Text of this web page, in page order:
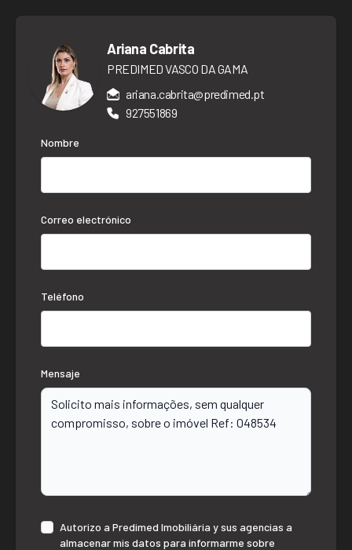
Ariana Cabrita
PREDIMED VASCO DA GAMA
ariana.cabrita@predimed.pt
927551869
Nombre
Correo electrónico
Teléfono
Mensaje
Autorizo ​​a Predimed Imobiliária y sus agencias a
almacenar mis datos para informarme sobre